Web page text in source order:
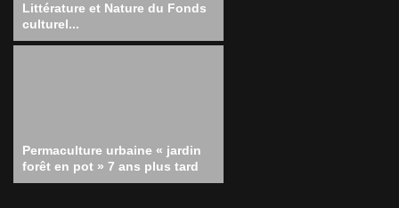
Littérature et Nature du Fonds
culturel...
Permaculture urbaine « jardin
forêt en pot » 7 ans plus tard